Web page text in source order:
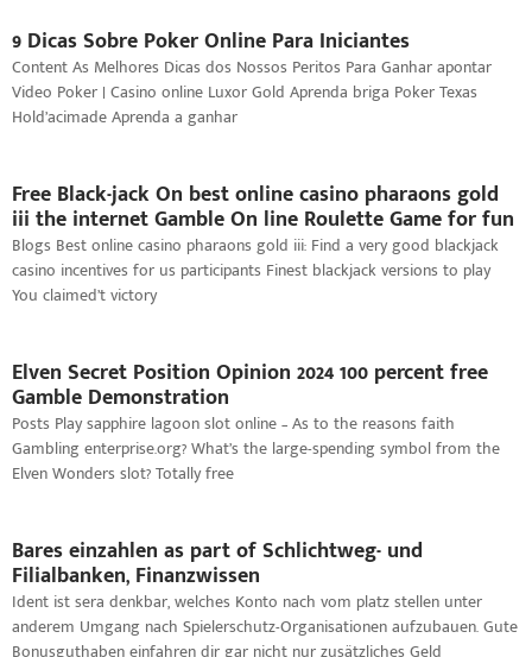
9 Dicas Sobre Poker Online Para Iniciantes
Content As Melhores Dicas dos Nossos Peritos Para Ganhar apontar
Video Poker | Casino online Luxor Gold Aprenda briga Poker Texas
Hold’acimade Aprenda a ganhar
Free Black-jack On best online casino pharaons gold
iii the internet Gamble On line Roulette Game for fun
Blogs Best online casino pharaons gold iii: Find a very good blackjack
casino incentives for us participants Finest blackjack versions to play
You claimed’t victory
Elven Secret Position Opinion 2024 100 percent free
Gamble Demonstration
Posts Play sapphire lagoon slot online – As to the reasons faith
Gambling enterprise.org? What’s the large-spending symbol from the
Elven Wonders slot? Totally free
Bares einzahlen as part of Schlichtweg- und
Filialbanken, Finanzwissen
Ident ist sera denkbar, welches Konto nach vom platz stellen unter
anderem Umgang nach Spielerschutz-Organisationen aufzubauen. Gute
Bonusguthaben einfahren dir gar nicht nur zusätzliches Geld